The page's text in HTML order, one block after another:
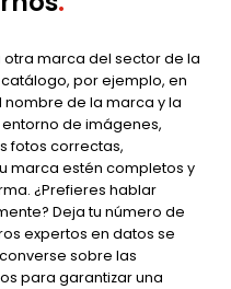
otra marca del sector de la
por ejemplo, en
nombre de la marca y la
de imágenes,
fotos correctas,
marca estén completos y
¿Prefieres hablar
Deja tu número de
expertos en datos se
sobre las
para garantizar una